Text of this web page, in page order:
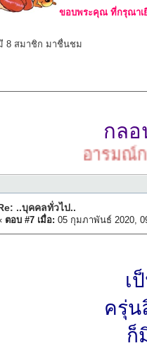
ขอบพระคุณ ที่กรุณาเ
8 สมาชิก มาชื่นชม
กลอ
อารมณ์กลอน
..บุคคลทั่วไป..
ตอบ #7 เมื่อ: 05 กุมภาพันธ์ 2020,
เ
ครุ่น
ก็